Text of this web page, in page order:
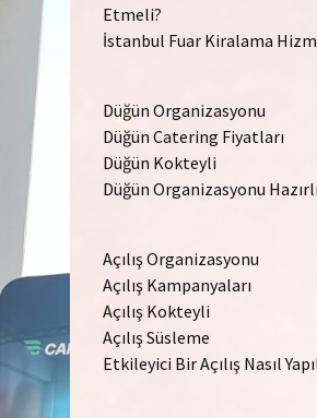
Etmeli?
İstanbul Fuar Kiralama
Düğün Organizasyonu
Düğün Catering Fiyatları
Düğün Kokteyli
Düğün Organizasyonu
Açılış Organizasyonu
Açılış Kampanyaları
Açılış Kokteyli
Açılış Süsleme
Etkileyici Bir Açılış Nasıl